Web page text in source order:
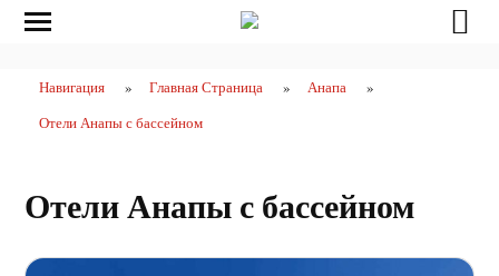
Навигация » Главная Страница » Анапа
»
Отели Анапы с бассейном
Отели Анапы с бассейном